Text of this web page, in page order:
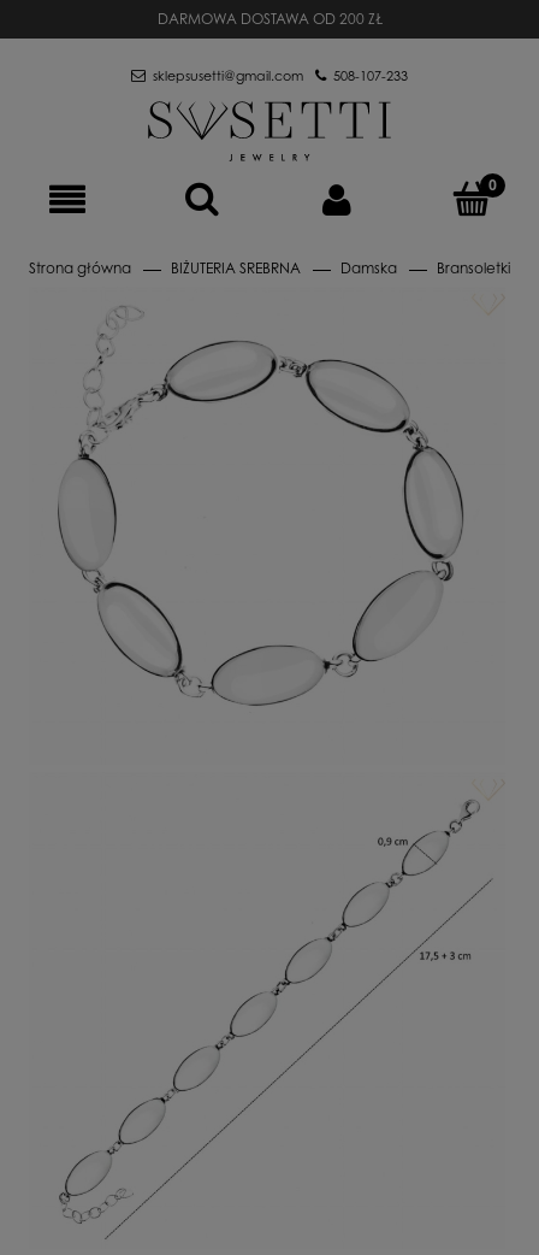
DARMOWA DOSTAWA OD 200 ZŁ
sklepsusetti@gmail.com 508-107-233
Strona główna BIŻUTERIA SREBRNA Damska Bransoletki